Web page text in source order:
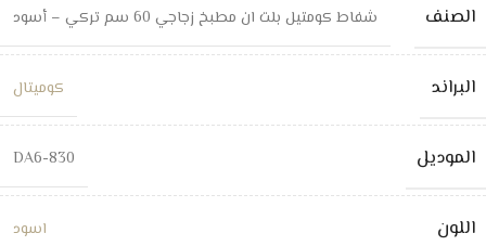
الصنف شفاط كومتيل بلت ان مطبخ زجاجي 60 سم تركي – أسود
البراند كوميتال
الموديل DA6-830
اللون اسود